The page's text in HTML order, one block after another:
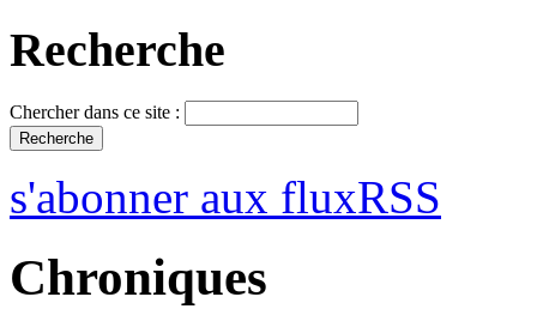
Recherche
Chercher dans ce site :
s'abonner aux fluxRSS
Chroniques